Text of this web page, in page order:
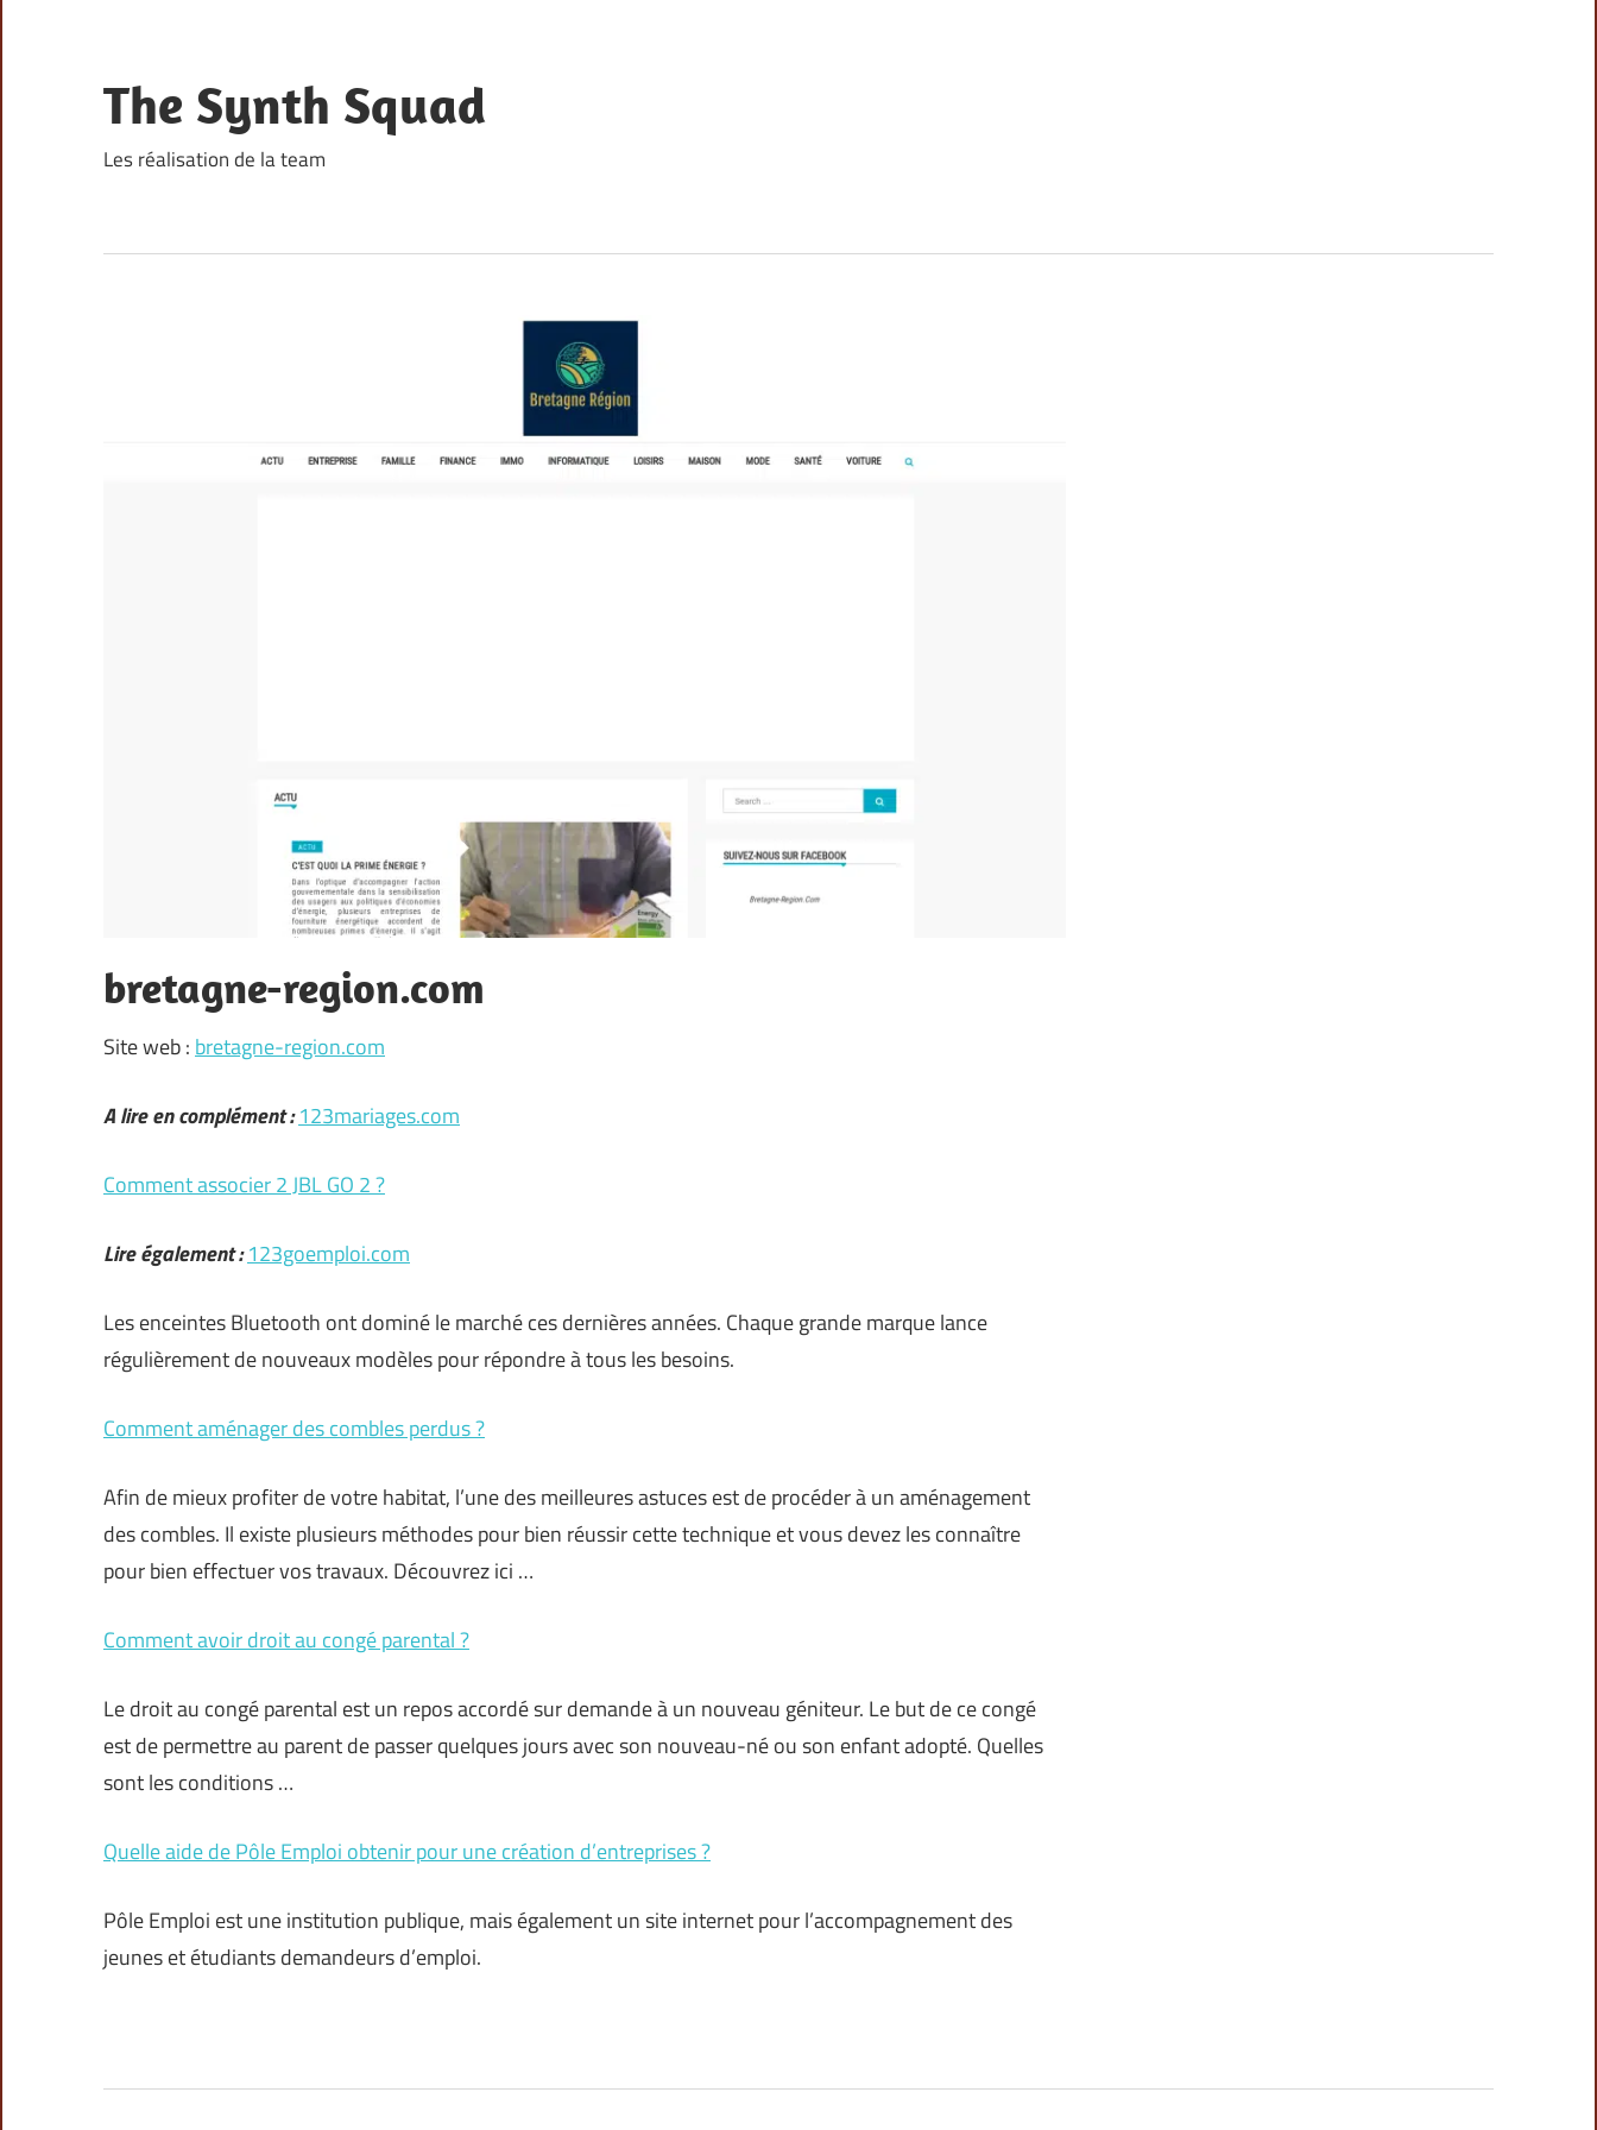
content
The Synth Squad
Les réalisation de la team
bretagne-region.com
Site web : bretagne-region.com
A lire en complément : 123mariages.com
Comment associer 2 JBL GO 2 ?
Lire également : 123goemploi.com
Les enceintes Bluetooth ont dominé le marché ces dernières années. Chaque grande marque lance
régulièrement de nouveaux modèles pour répondre à tous les besoins.
Comment aménager des combles perdus ?
Afin de mieux profiter de votre habitat, l’une des meilleures astuces est de procéder à un aménagement
des combles. Il existe plusieurs méthodes pour bien réussir cette technique et vous devez les connaître
pour bien effectuer vos travaux. Découvrez ici …
Comment avoir droit au congé parental ?
Le droit au congé parental est un repos accordé sur demande à un nouveau géniteur. Le but de ce congé
est de permettre au parent de passer quelques jours avec son nouveau-né ou son enfant adopté. Quelles
sont les conditions …
Quelle aide de Pôle Emploi obtenir pour une création d’entreprises ?
Pôle Emploi est une institution publique, mais également un site internet pour l’accompagnement des
jeunes et étudiants demandeurs d’emploi.